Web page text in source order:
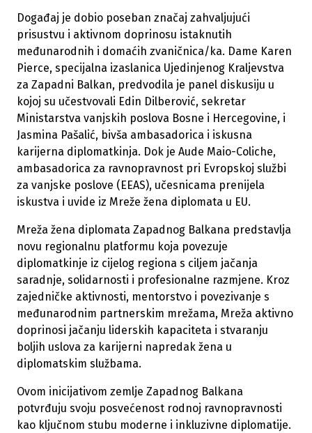
Događaj je dobio poseban značaj zahvaljujući
prisustvu i aktivnom doprinosu istaknutih
međunarodnih i domaćih zvaničnica/ka. Dame Karen
Pierce, specijalna izaslanica Ujedinjenog Kraljevstva
za Zapadni Balkan, predvodila je panel diskusiju u
kojoj su učestvovali Edin Dilberović, sekretar
Ministarstva vanjskih poslova Bosne i Hercegovine, i
Jasmina Pašalić, bivša ambasadorica i iskusna
karijerna diplomatkinja. Dok je Aude Maio-Coliche,
ambasadorica za ravnopravnost pri Evropskoj službi
za vanjske poslove (EEAS), učesnicama prenijela
iskustva i uvide iz Mreže žena diplomata u EU.
Mreža žena diplomata Zapadnog Balkana predstavlja
novu regionalnu platformu koja povezuje
diplomatkinje iz cijelog regiona s ciljem jačanja
saradnje, solidarnosti i profesionalne razmjene. Kroz
zajedničke aktivnosti, mentorstvo i povezivanje s
međunarodnim partnerskim mrežama, Mreža aktivno
doprinosi jačanju liderskih kapaciteta i stvaranju
boljih uslova za karijerni napredak žena u
diplomatskim službama.
Ovom inicijativom zemlje Zapadnog Balkana
potvrđuju svoju posvećenost rodnoj ravnopravnosti
kao ključnom stubu moderne i inkluzivne diplomatije.